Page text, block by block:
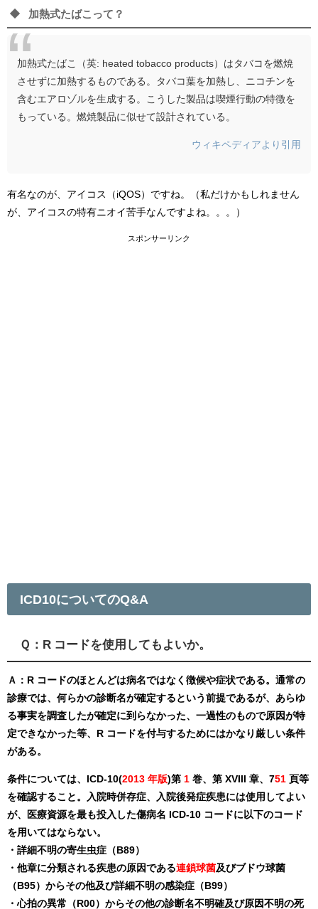
加熱式たばこって？
加熱式たばこ（英: heated tobacco products）はタバコを燃焼
させずに加熱するものである。タバコ葉を加熱し、ニコチンを
含むエアロゾルを生成する。こうした製品は喫煙行動の特徴を
もっている。燃焼製品に似せて設計されている。
ウィキペディアより引用
有名なのが、アイコス（iQOS）ですね。（私だけかもしれません
が、アイコスの特有ニオイ苦手なんですよね。。。）
スポンサーリンク
ICD10についてのQ&A
Ｑ：R コードを使用してもよいか。
Ａ：R コードのほとんどは病名ではなく徴候や症状である。通常の
診療では、何らかの診断名が確定するという前提であるが、あらゆ
る事実を調査したが確定に到らなかった、一過性のもので原因が特
定できなかった等、R コードを付与するためにはかなり厳しい条件
がある。
条件については、ICD-10(2013 年版)第 1 巻、第 XVIII 章、751 頁等
を確認すること。入院時併存症、入院後発症疾患には使用してよい
が、医療資源を最も投入した傷病名 ICD-10 コードに以下のコード
を用いてはならない。
・詳細不明の寄生虫症（B89）
・他章に分類される疾患の原因である連鎖球菌及びブドウ球菌
（B95）からその他及び詳細不明の感染症（B99）
・心拍の異常（R00）からその他の診断名不明確及び原因不明の死